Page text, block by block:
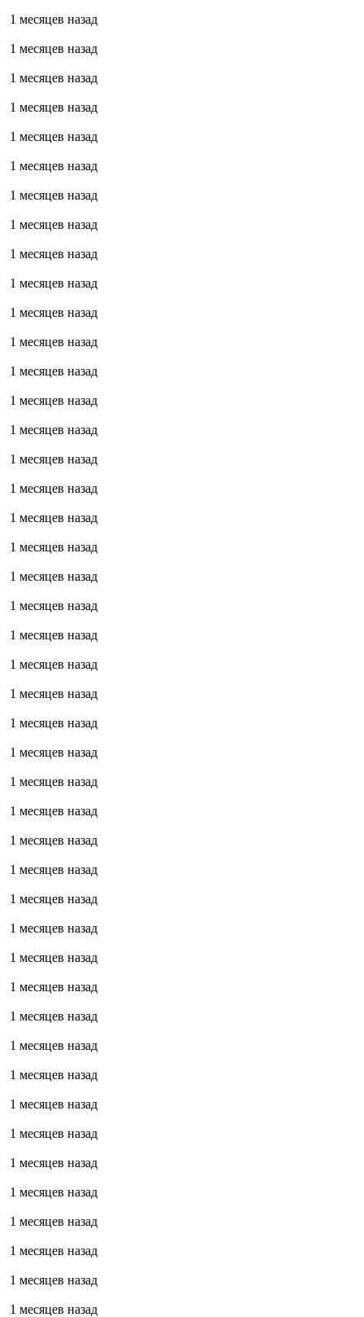
1 месяцев назад
1 месяцев назад
1 месяцев назад
1 месяцев назад
1 месяцев назад
1 месяцев назад
1 месяцев назад
1 месяцев назад
1 месяцев назад
1 месяцев назад
1 месяцев назад
1 месяцев назад
1 месяцев назад
1 месяцев назад
1 месяцев назад
1 месяцев назад
1 месяцев назад
1 месяцев назад
1 месяцев назад
1 месяцев назад
1 месяцев назад
1 месяцев назад
1 месяцев назад
1 месяцев назад
1 месяцев назад
1 месяцев назад
1 месяцев назад
1 месяцев назад
1 месяцев назад
1 месяцев назад
1 месяцев назад
1 месяцев назад
1 месяцев назад
1 месяцев назад
1 месяцев назад
1 месяцев назад
1 месяцев назад
1 месяцев назад
1 месяцев назад
1 месяцев назад
1 месяцев назад
1 месяцев назад
1 месяцев назад
1 месяцев назад
1 месяцев назад